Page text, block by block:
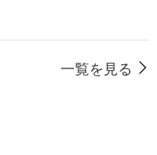
一覧を見る